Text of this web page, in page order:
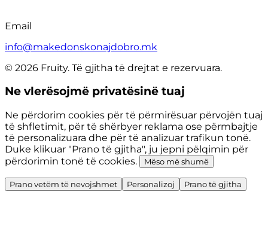
Email
info@makedonskonajdobro.mk
© 2026 Fruity. Të gjitha të drejtat e rezervuara.
Ne vlerësojmë privatësinë tuaj
Ne përdorim cookies për të përmirësuar përvojën tuaj
të shfletimit, për të shërbyer reklama ose përmbajtje
të personalizuara dhe për të analizuar trafikun tonë.
Duke klikuar "Prano të gjitha", ju jepni pëlqimin për
përdorimin tonë të cookies.
Mëso më shumë
Prano vetëm të nevojshmet Personalizoj Prano të gjitha